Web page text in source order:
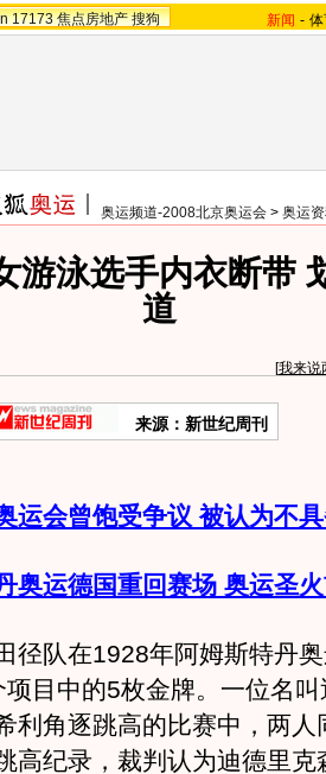
17173 焦点房地产 搜狗 新闻 -
奥运频道-2008北京奥运会 > 奥运
游泳选手内衣断带
道
[我来说
来源：新世纪周刊
运会曾饱受争议 被认为不
奥运德国重回赛场 奥运圣
队在1928年阿姆斯特丹奥
目中的5枚金牌。一位名
利角逐跳高的比赛中，两人
高纪录，裁判认为迪德里克